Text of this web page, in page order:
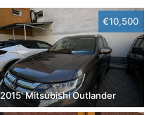
€10,500
2015' Mitsubishi Outlander